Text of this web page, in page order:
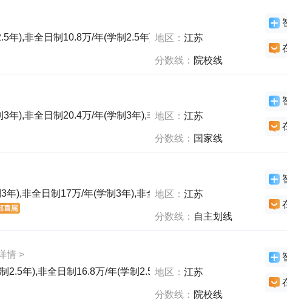
年),非全日制10.8万/年(学制2.5年),非全日制0万/年(学制2.5年)
地区： 江苏
分数线： 院校线
年),非全日制20.4万/年(学制3年),非全日制6.8万/年(学制3年)
地区： 江苏
分数线： 国家线
年),非全日制17万/年(学制3年),非全日制29万/年(学制3年),非全日
地区： 江苏
分数线： 自主划线
情 >
2.5年),非全日制16.8万/年(学制2.5年),非全日制18.8万/年(学制
地区： 江苏
分数线： 院校线